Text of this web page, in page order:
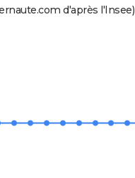
d'après l'Insee)